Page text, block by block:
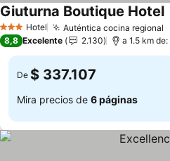
3 Estrellas
Hotel Auténtica cocina regional
Giuturna Boutique Hotel
8,8 Excelente 2.130 a 1.5 km
De $ 337.107
Mira precios de 6 páginas